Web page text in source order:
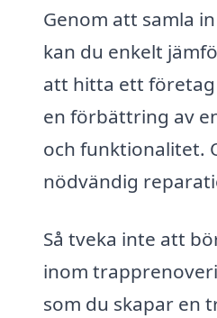
Genom att samla
kan du enkelt
att hitta ett företag
en förbättring av
och funktionalitet.
nödvändig
Så tveka inte att
inom
som du skapar en